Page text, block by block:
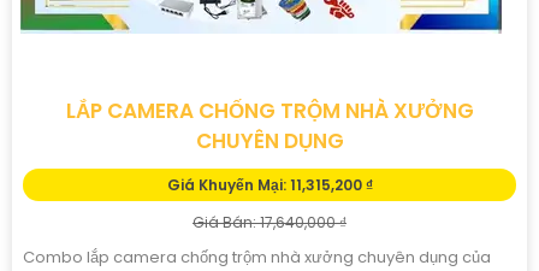
LẮP CAMERA CHỐNG TRỘM NHÀ XƯỞNG
CHUYÊN DỤNG
Giá Khuyến Mại: 11,315,200 ₫
Giá Bán: 17,640,000 ₫
Combo lắp camera chống trộm nhà xưởng chuyên dụng của